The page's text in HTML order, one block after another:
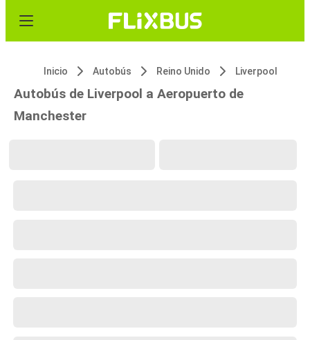
Inicio Autobús Reino Unido Liverpool
Autobús de Liverpool a Aeropuerto de
Manchester